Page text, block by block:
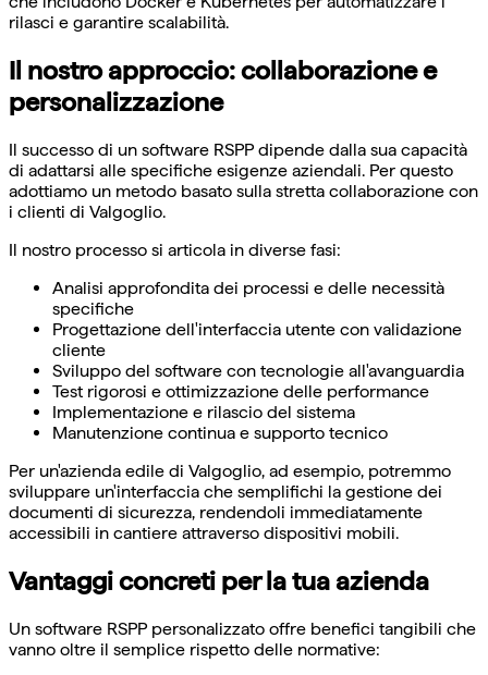
rilasci e garantire scalabilità.
Il nostro approccio: collaborazione e
personalizzazione
Il successo di un software RSPP dipende dalla sua capacità
di adattarsi alle specifiche esigenze aziendali. Per questo
adottiamo un metodo basato sulla stretta collaborazione con
i clienti di Valgoglio.
Il nostro processo si articola in diverse fasi:
Analisi approfondita dei processi e delle necessità
specifiche
Progettazione dell'interfaccia utente con validazione
cliente
Sviluppo del software con tecnologie all'avanguardia
Test rigorosi e ottimizzazione delle performance
Implementazione e rilascio del sistema
Manutenzione continua e supporto tecnico
Per un'azienda edile di Valgoglio, ad esempio, potremmo
sviluppare un'interfaccia che semplifichi la gestione dei
documenti di sicurezza, rendendoli immediatamente
accessibili in cantiere attraverso dispositivi mobili.
Vantaggi concreti per la tua azienda
Un software RSPP personalizzato offre benefici tangibili che
vanno oltre il semplice rispetto delle normative: